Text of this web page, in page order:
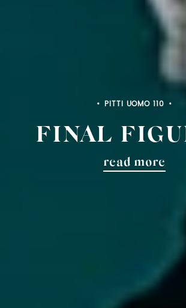
PITTI UOMO 110
FINAL
read more